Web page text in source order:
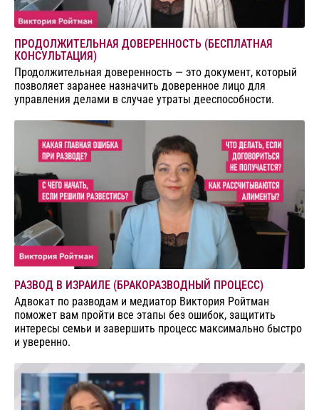
ПРОДОЛЖИТЕЛЬНАЯ ДОВЕРЕННОСТЬ (БЕСПЛАТНАЯ
КОНСУЛЬТАЦИЯ)
Продолжительная доверенность — это документ, который
позволяет заранее назначить доверенное лицо для
управления делами в случае утраты дееспособности.
РАЗВОД В ИЗРАИЛЕ (БРАКОРАЗВОДНЫЙ ПРОЦЕСС)
Адвокат по разводам и медиатор Виктория Ройтман
поможет вам пройти все этапы без ошибок, защитить
интересы семьи и завершить процесс максимально быстро
и уверенно.